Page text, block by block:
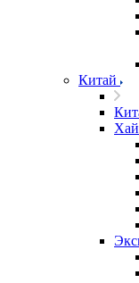
Китай